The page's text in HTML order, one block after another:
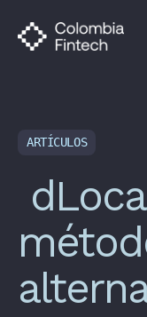
ARTÍCULOS